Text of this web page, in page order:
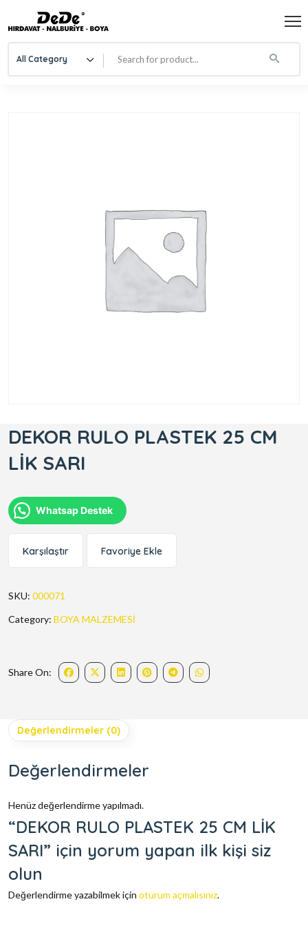
All Category
DEKOR RULO PLASTEK 25 CM
LİK SARI
Whatsap Destek
Karşılaştır Favoriye Ekle
SKU: 000071
Category: BOYA MALZEMESİ
Share On:
Değerlendirmeler (0)
Değerlendirmeler
Henüz değerlendirme yapılmadı.
“DEKOR RULO PLASTEK 25 CM LİK
SARI” için yorum yapan ilk kişi siz
olun
Değerlendirme yazabilmek için oturum açmalısınız.